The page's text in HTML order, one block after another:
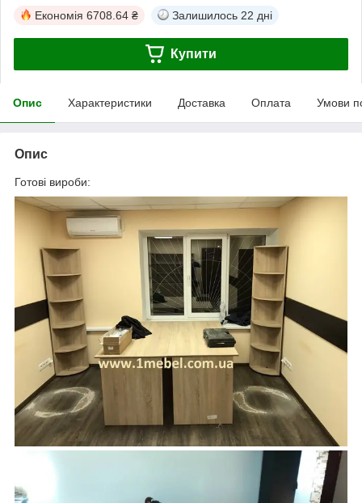
Економія 6708.64 ₴ Залишилось 22 дні
Купити
Опис Характеристики Доставка Оплата Умови
Опис
Готові вироби: